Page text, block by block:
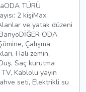
TÜRÜ
2 kişiMax
ve yatak düzeni
ODA
Çalışma
Halı zemin,
Saç kurutma
Kablolu yayın
seti, Elektrikli su